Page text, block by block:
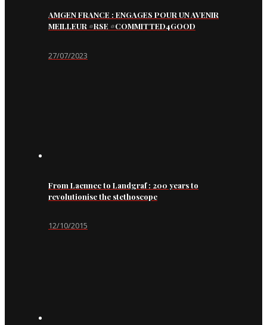
AMGEN FRANCE : ENGAGES POUR UN AVENIR
MEILLEUR #RSE #COMMITTED4GOOD
27/07/2023
From Laennec to Landgraf : 200 years to
revolutionise the stethoscope
12/10/2015